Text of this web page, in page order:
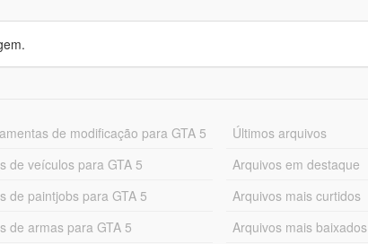
de modificação para GTA 5
de veículos para GTA 5
de paintjobs para GTA 5
de armas para GTA 5
Últimos arquivos
Arquivos em destaque
Arquivos mais curtidos
Arquivos mais baixados